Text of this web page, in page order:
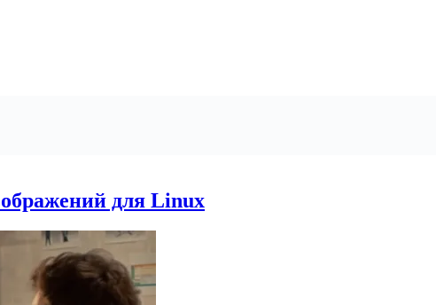
для Linux